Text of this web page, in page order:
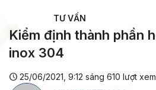
TƯ VẤN
Kiểm định thành phần
inox 304
25/06/2021, 9:12 sáng 610 lượt xem